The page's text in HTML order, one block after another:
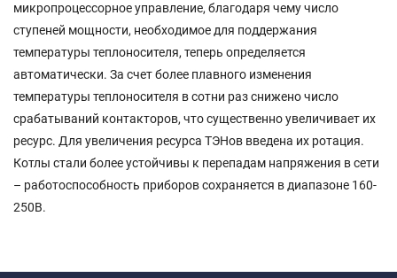
микропроцессорное управление, благодаря чему число
ступеней мощности, необходимое для поддержания
температуры теплоносителя, теперь определяется
автоматически. За счет более плавного изменения
температуры теплоносителя в сотни раз снижено число
срабатываний контакторов, что существенно увеличивает их
ресурс. Для увеличения ресурса ТЭНов введена их ротация.
Котлы стали более устойчивы к перепадам напряжения в сети
– работоспособность приборов сохраняется в диапазоне 160-
250В.